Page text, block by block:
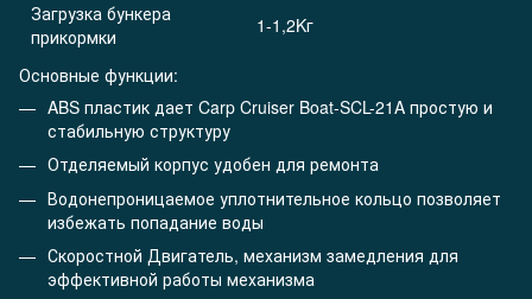
Загрузка бункера
прикормки
1-1,2Kг
Основные функции:
ABS пластик дает Carp Cruiser Boat-SCL-21A простую и
стабильную структуру
Отделяемый корпус удобен для ремонта
Водонепроницаемое уплотнительное кольцо позволяет
избежать попадание воды
Скоростной Двигатель, механизм замедления для
эффективной работы механизма